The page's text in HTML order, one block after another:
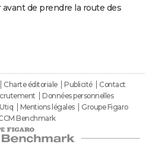
de prendre la route des
Charte éditoriale Publicité
Contact
Données personnelles
Mentions légales
Groupe Figaro
Benchmark